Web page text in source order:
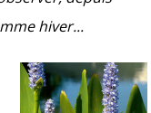
hiver...